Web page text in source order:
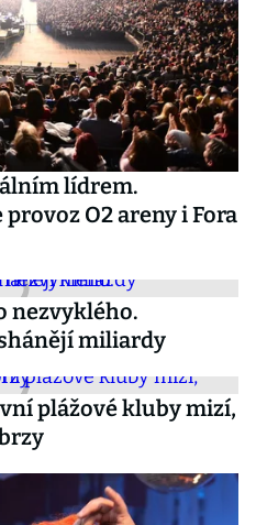
lídrem.
O2 areny i Fora
nezvyklého.
miliardy
plážové kluby mizí,